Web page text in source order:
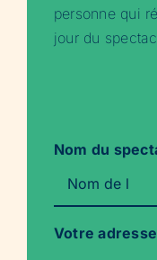
personne qui
jour du
Nom du
Votre